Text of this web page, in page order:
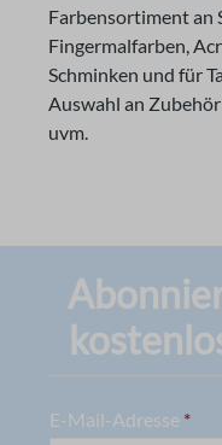
Farbensortiment an
Fingermalfarben,
Schminken und für
Auswahl an
uvm.
E-Mail-Adresse *